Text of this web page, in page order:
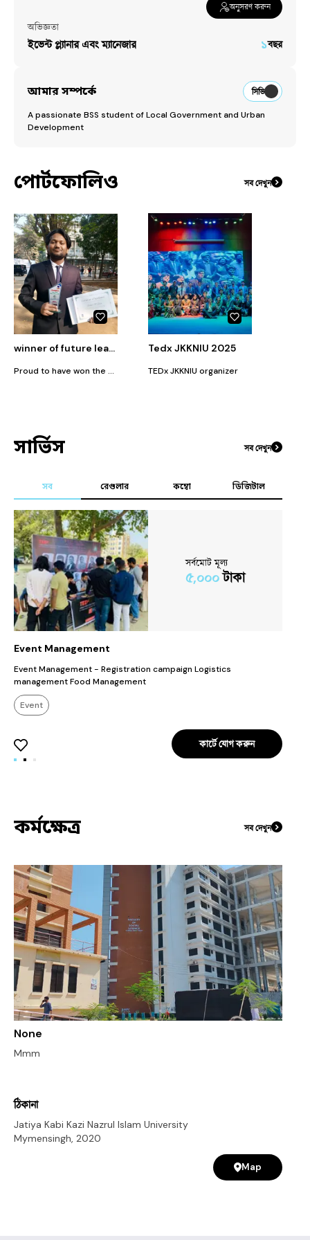
অনুসরণ করুন
অভিজ্ঞতা
ইভেন্ট প্ল্যানার এবং ম্যানেজার ১বছর
আমার সম্পর্কে সিভি
A passionate BSS student of Local Government and Urban
Development
পোর্টফোলিও সব দেখুন
winner of future leader policy challenge, Dhaka University.
Proud to have won the Future Leaders Policy Challenge at Dhaka University 🏆 Grateful for the learning and the opportunity.
Tedx JKKNIU 2025
TEDx JKKNIU organizer
সার্ভিস সব দেখুন
সব রেগুলার কম্বো ডিজিটাল
সর্বমোট মূল্য
৫,০০০টাকা
Event Management
Event Management - Registration campaign Logistics
management Food Management
Event
কার্টে যোগ করুন
কর্মক্ষেত্র সব দেখুন
None
Mmm
ঠিকানা
Jatiya Kabi Kazi Nazrul Islam University
Mymensingh, 2020
Map